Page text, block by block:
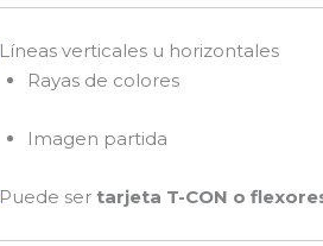
Líneas verticales u horizontales
Rayas de colores
Imagen partida
Puede sertarjeta T-CON o